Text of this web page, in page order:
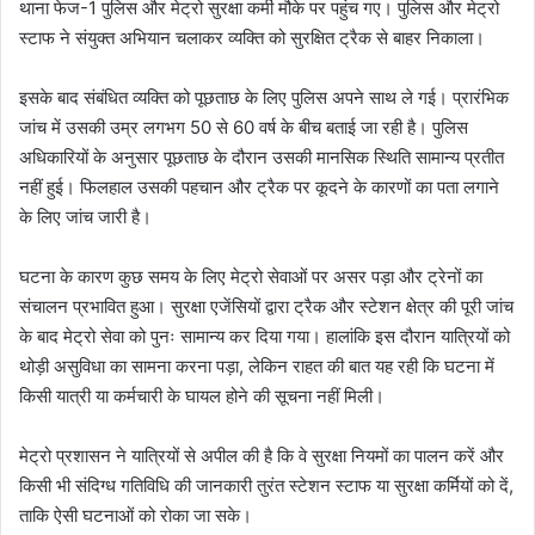
थाना फेज-1 पुलिस और मेट्रो सुरक्षा कर्मी मौके पर पहुंच गए। पुलिस और मेट्रो
स्टाफ ने संयुक्त अभियान चलाकर व्यक्ति को सुरक्षित ट्रैक से बाहर निकाला।
इसके बाद संबंधित व्यक्ति को पूछताछ के लिए पुलिस अपने साथ ले गई। प्रारंभिक
जांच में उसकी उम्र लगभग 50 से 60 वर्ष के बीच बताई जा रही है। पुलिस
अधिकारियों के अनुसार पूछताछ के दौरान उसकी मानसिक स्थिति सामान्य प्रतीत
नहीं हुई। फिलहाल उसकी पहचान और ट्रैक पर कूदने के कारणों का पता लगाने
के लिए जांच जारी है।
घटना के कारण कुछ समय के लिए मेट्रो सेवाओं पर असर पड़ा और ट्रेनों का
संचालन प्रभावित हुआ। सुरक्षा एजेंसियों द्वारा ट्रैक और स्टेशन क्षेत्र की पूरी जांच
के बाद मेट्रो सेवा को पुनः सामान्य कर दिया गया। हालांकि इस दौरान यात्रियों को
थोड़ी असुविधा का सामना करना पड़ा, लेकिन राहत की बात यह रही कि घटना में
किसी यात्री या कर्मचारी के घायल होने की सूचना नहीं मिली।
मेट्रो प्रशासन ने यात्रियों से अपील की है कि वे सुरक्षा नियमों का पालन करें और
किसी भी संदिग्ध गतिविधि की जानकारी तुरंत स्टेशन स्टाफ या सुरक्षा कर्मियों को दें,
ताकि ऐसी घटनाओं को रोका जा सके।